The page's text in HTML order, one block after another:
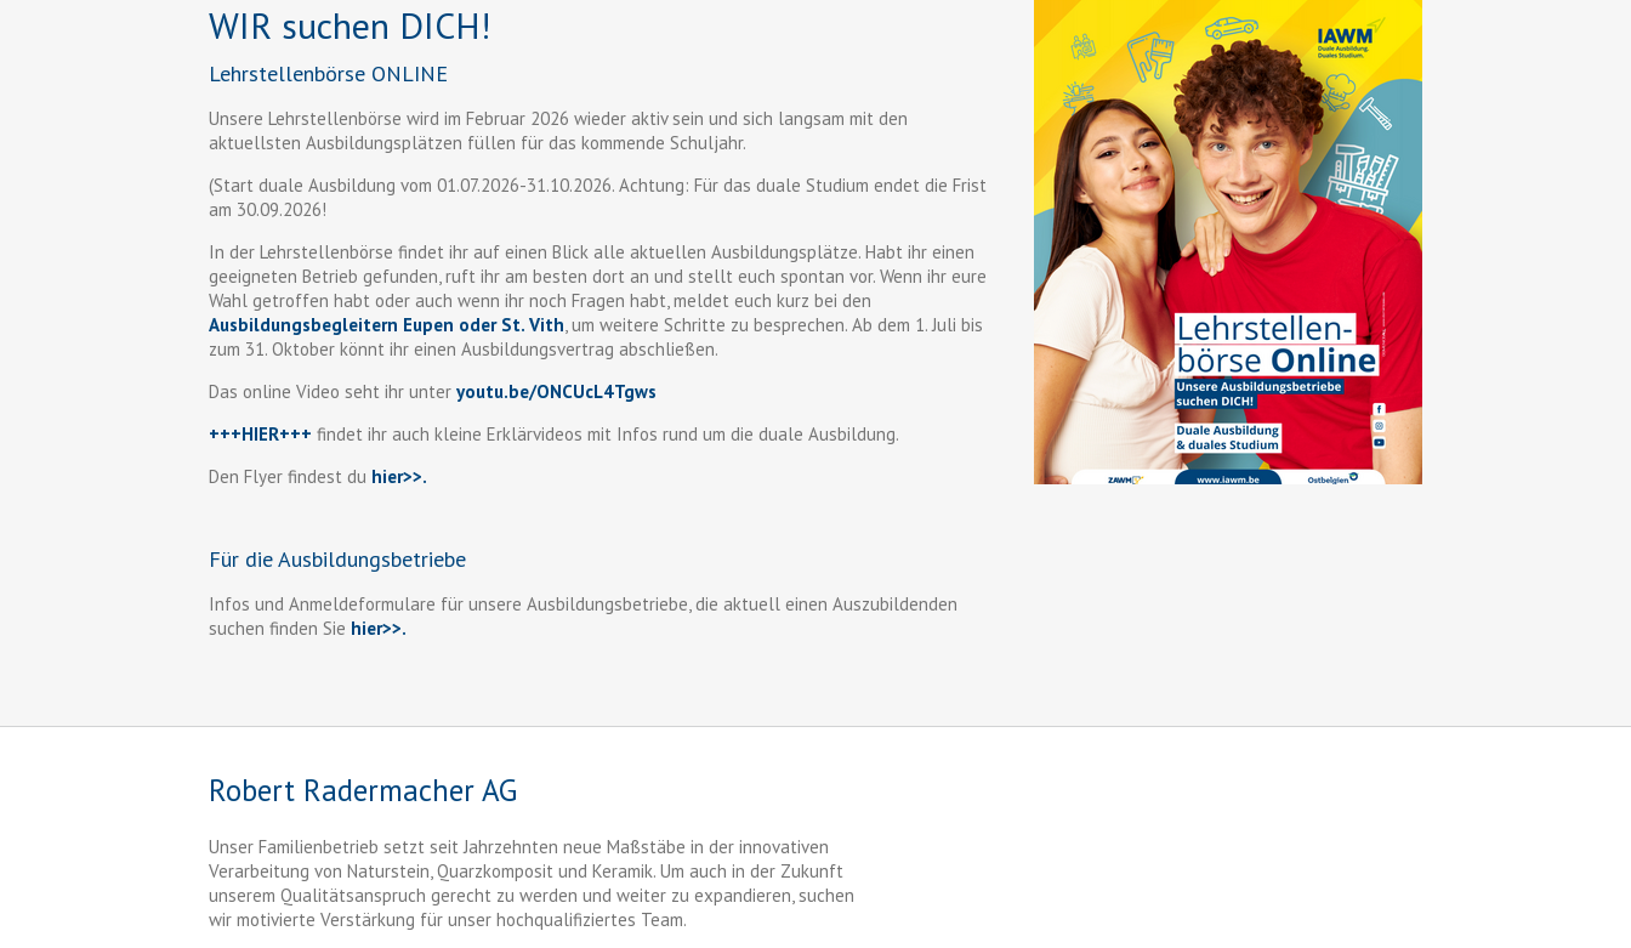
WIR suchen DICH!
Lehrstellenbörse ONLINE
Unsere Lehrstellenbörse wird im Februar 2026 wieder aktiv sein und sich langsam mit den
aktuellsten Ausbildungsplätzen füllen für das kommende Schuljahr.
(Start duale Ausbildung vom 01.07.2026-31.10.2026. Achtung: Für das duale Studium endet die Frist
am 30.09.2026!
In der Lehrstellenbörse findet ihr auf einen Blick alle aktuellen Ausbildungsplätze. Habt ihr einen
geeigneten Betrieb gefunden, ruft ihr am besten dort an und stellt euch spontan vor. Wenn ihr eure
Wahl getroffen habt oder auch wenn ihr noch Fragen habt, meldet euch kurz bei den
Ausbildungsbegleitern Eupen oder St. Vith, um weitere Schritte zu besprechen. Ab dem 1. Juli bis
zum 31. Oktober könnt ihr einen Ausbildungsvertrag abschließen.
Das online Video seht ihr unter youtu.be/ONCUcL4Tgws
+++HIER+++ findet ihr auch kleine Erklärvideos mit Infos rund um die duale Ausbildung.
Den Flyer findest du hier>>.
Für die Ausbildungsbetriebe
Infos und Anmeldeformulare für unsere Ausbildungsbetriebe, die aktuell einen Auszubildenden
suchen finden Sie hier>>.
Robert Radermacher AG
Unser Familienbetrieb setzt seit Jahrzehnten neue Maßstäbe in der innovativen
Verarbeitung von Naturstein, Quarzkomposit und Keramik. Um auch in der Zukunft
unserem Qualitätsanspruch gerecht zu werden und weiter zu expandieren, suchen
wir motivierte Verstärkung für unser hochqualifiziertes Team.